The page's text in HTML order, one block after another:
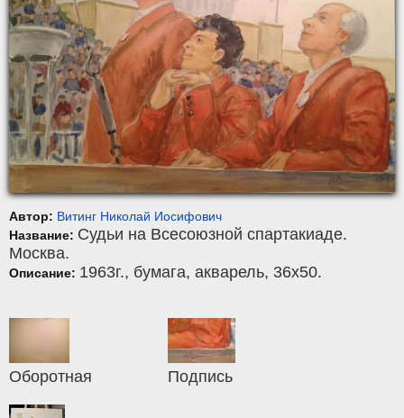
Автор: Витинг Николай Иосифович
Название: Судьи на Всесоюзной спартакиаде.
Москва.
Описание: 1963г., бумага, акварель, 36x50.
Оборотная Подпись